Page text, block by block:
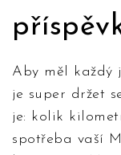
Aby měl každý
je super držet
je: kolik
spotřeba vaší